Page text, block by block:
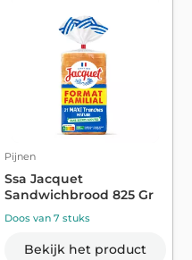
Pijnen
Ssa Jacquet
Sandwichbrood 825 Gr
Doos van 7 stuks
Bekijk het product